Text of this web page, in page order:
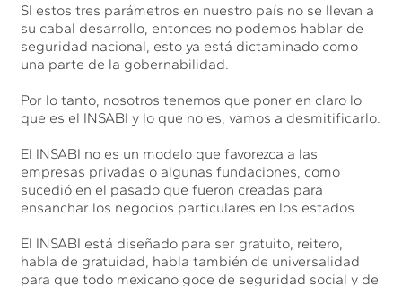
SI estos tres parámetros en nuestro país no se llevan a
su cabal desarrollo, entonces no podemos hablar de
seguridad nacional, esto ya está dictaminado como
una parte de la gobernabilidad.
Por lo tanto, nosotros tenemos que poner en claro lo
que es el INSABI y lo que no es, vamos a desmitificarlo.
El INSABI no es un modelo que favorezca a las
empresas privadas o algunas fundaciones, como
sucedió en el pasado que fueron creadas para
ensanchar los negocios particulares en los estados.
El INSABI está diseñado para ser gratuito, reitero,
habla de gratuidad, habla también de universalidad
para que todo mexicano goce de seguridad social y de